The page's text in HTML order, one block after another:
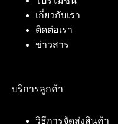
เกี่ยวกับเรา
ติดต่อเรา
ข่าวสาร
บริการลูกค้า
วิธีการจัดส่งสินค้า